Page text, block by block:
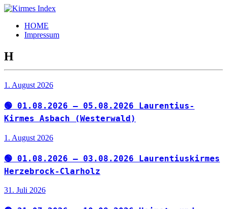
Zum
springen
Kirmes
Index
Tourpläne
der
letzten
Jahre
HOME
Impressum
H
1. August 2026
🟢 01.08.2026 – 05.08.2026 Laurentius-
Kirmes Asbach (Westerwald)
1. August 2026
🟢 01.08.2026 – 03.08.2026 Laurentiuskirmes
Herzebrock-Clarholz
31. Juli 2026